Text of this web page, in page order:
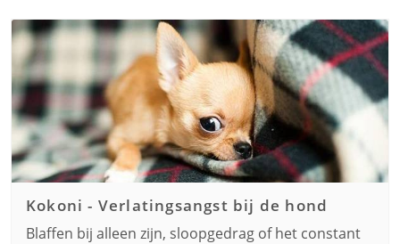
Kokoni - Verlatingsangst bij de hond
Blaffen bij alleen zijn, sloopgedrag of het constant